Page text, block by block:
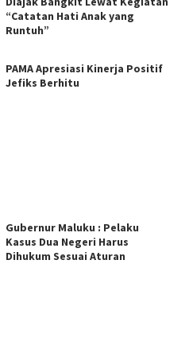
“Catatan Hati Anak yang
Runtuh”
PAMA Apresiasi Kinerja Positif
Jefiks Berhitu
Gubernur Maluku : Pelaku
Kasus Dua Negeri Harus
Dihukum Sesuai Aturan